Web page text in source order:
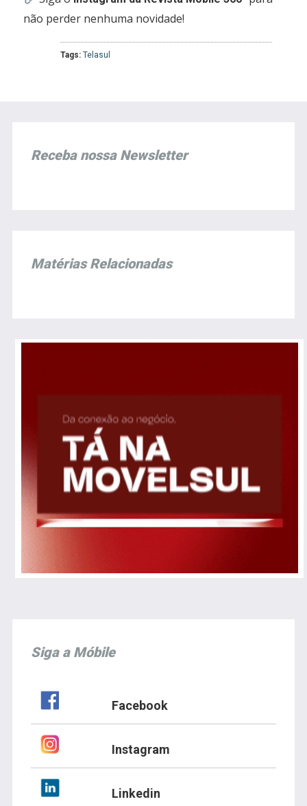
não perder nenhuma novidade!
Tags: Telasul
Receba nossa Newsletter
Matérias Relacionadas
Siga a Móbile
Facebook
Instagram
Linkedin